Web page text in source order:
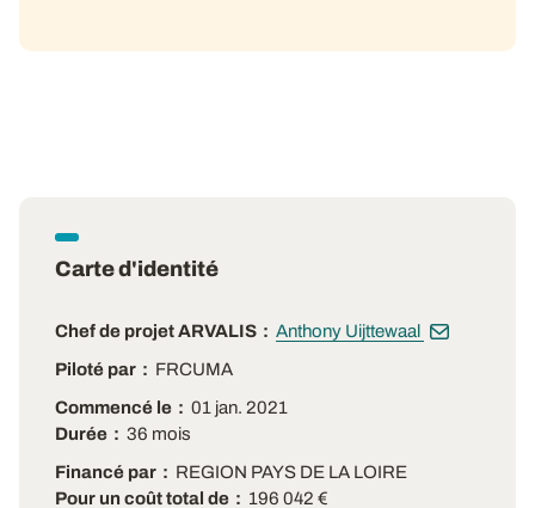
Carte d'identité
Chef de projet ARVALIS
Anthony Uijttewaal
Piloté par
FRCUMA
Commencé le
01 jan. 2021
Durée
36 mois
Financé par
REGION PAYS DE LA LOIRE
Pour un coût total de
196 042 €